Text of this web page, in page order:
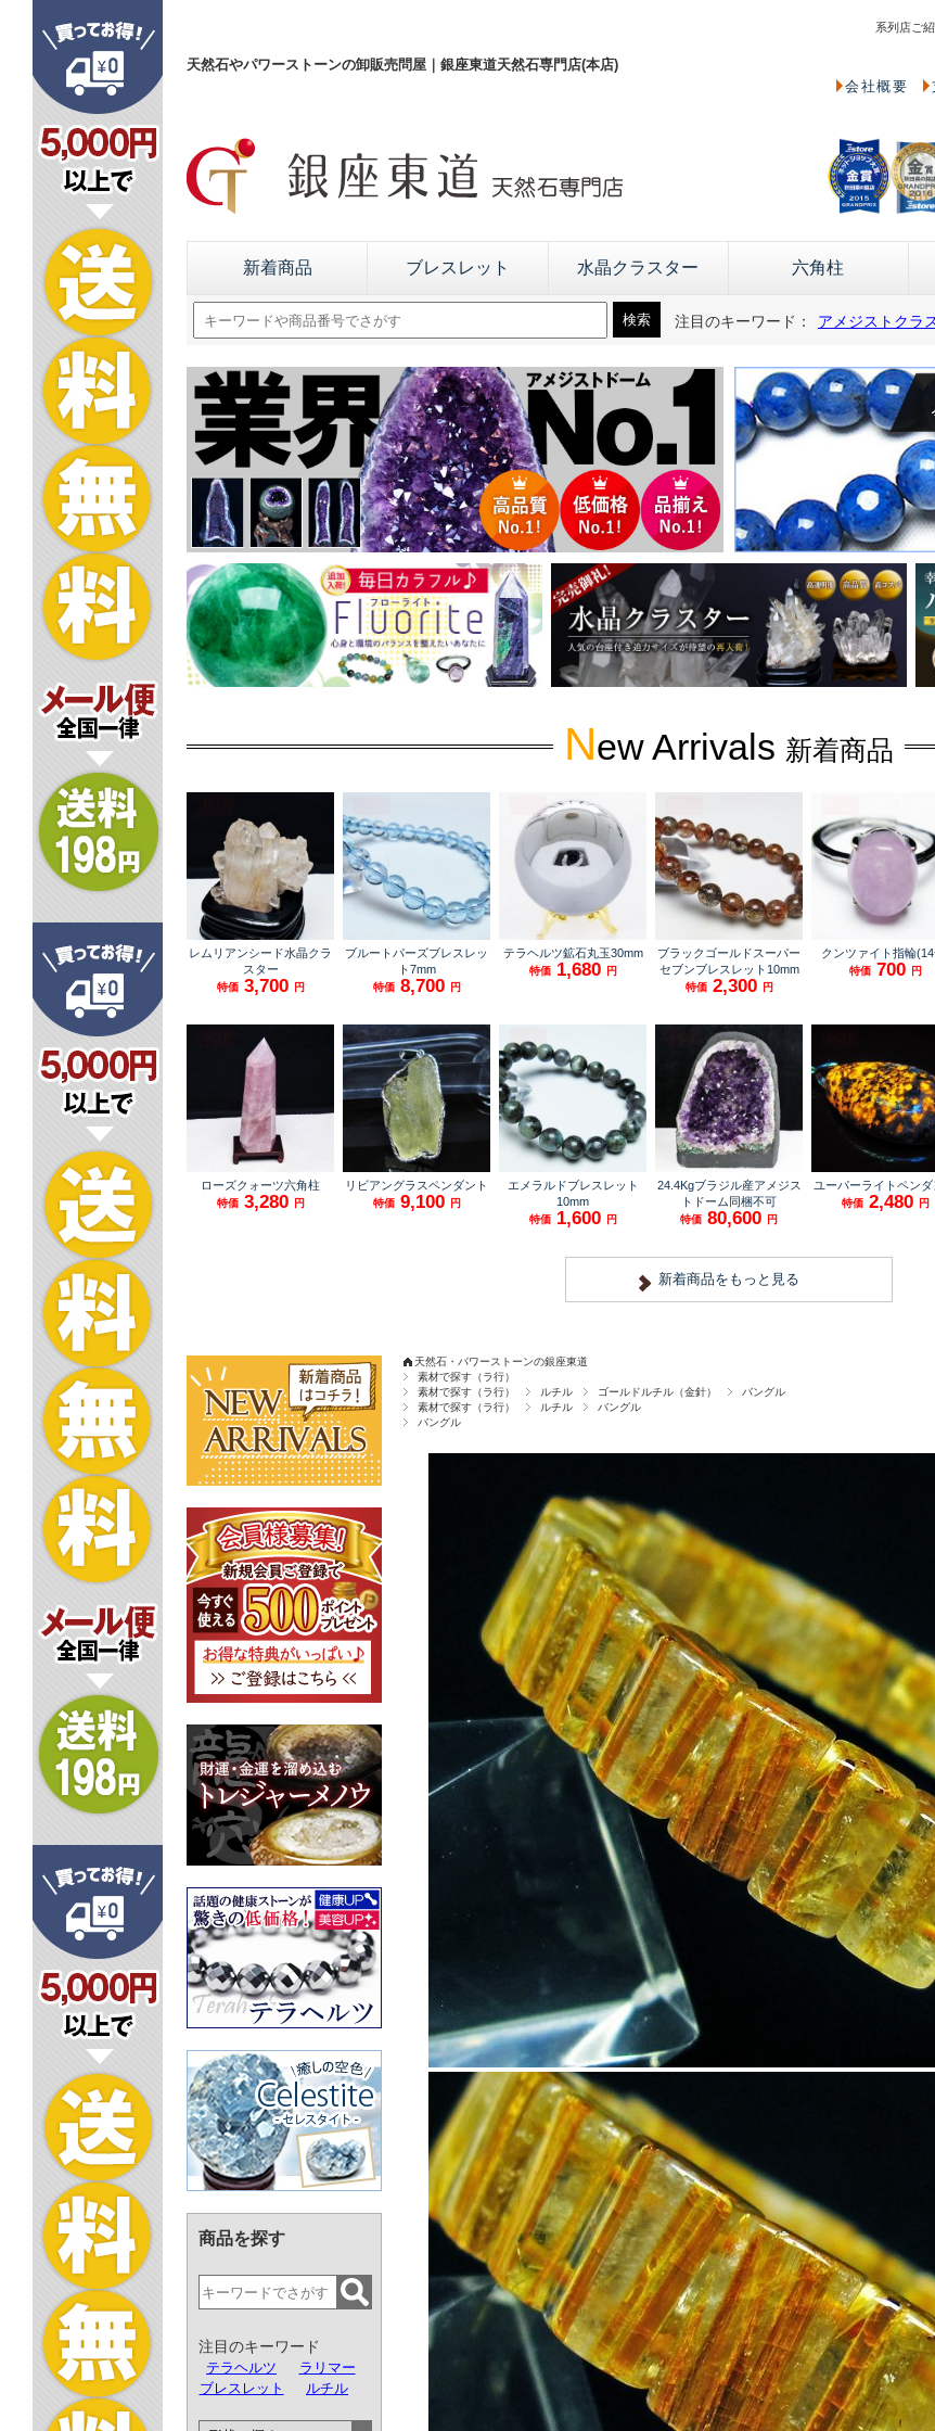
天然石やパワーストーンの卸販売問屋｜銀座東道天然石専門店(本店)
系列店ご
会社概要
新着商品 ブレスレット 水晶クラスター 六角柱
注目のキーワード： アメジストクラ
天然石・パワーストーンの銀座東道
素材で探す（ラ行）
素材で探す（ラ行）
ルチル ゴールドルチル（金針）
バングル
素材で探す（ラ行）
ルチル
バングル
バングル
商品を探す
注目のキーワード
テラヘルツ
ラリマー
ブレスレット
ルチル